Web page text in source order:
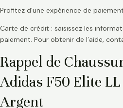
Profitez d’une expérience de
Carte de crédit : saisissez les
paiement. Pour obtenir de l’aide,
Rappel de
Adidas F50 Elite LL
Argent